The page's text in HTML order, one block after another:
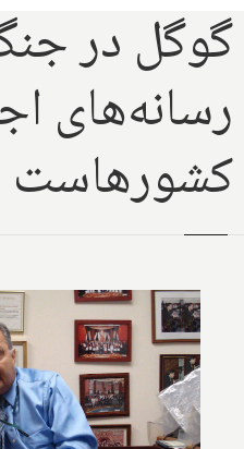
گوگل در
رسانه‌های
کشورهاست